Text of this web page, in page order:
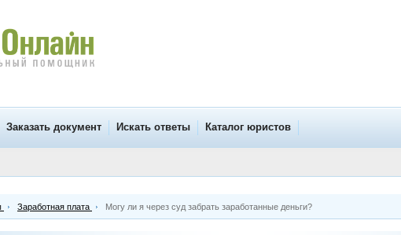
Заказать документ Искать ответы Каталог юристов
Заработная плата Могу ли я через суд забрать заработанные деньги?